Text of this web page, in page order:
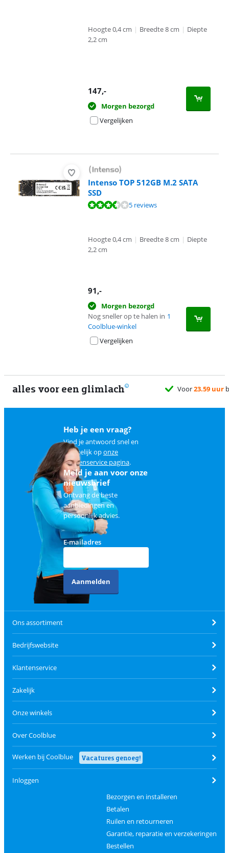
Hoogte 0,4 cm | Breedte 8 cm | Diepte
2,2 cm
147,-
Morgen bezorgd
Vergelijken
Intenso TOP 512GB M.2 SATA
SSD
Beoordeling is 6,7 van de 10, gebaseerd op 5 reviews.
5 reviews
Hoogte 0,4 cm | Breedte 8 cm | Diepte
2,2 cm
91,-
Morgen bezorgd
Nog sneller op te halen in 1
Coolblue-winkel
Vergelijken
alles voor een glimlach Voor23.59 uur
Heb je een vraag?
Vind je antwoord snel en
makkelijk oponze
klantenservice pagina.
Meld je aan voor onze
nieuwsbrief
Ontvang de beste
aanbiedingen en
persoonlijk advies.
E-mailadres
Aanmelden
Ons assortiment
Bedrijfswebsite
Klantenservice
Zakelijk
Onze winkels
Over Coolblue
Werken bij Coolblue Vacatures genoeg!
Inloggen
Bezorgen en installeren
Betalen
Ruilen en retourneren
Garantie, reparatie en verzekeringen
Bestellen